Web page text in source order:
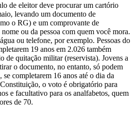
de eleitor deve procurar um cartório
levando um documento de
o RG) e um comprovante de
ou da pessoa com quem você mora.
ou telefone, por exemplo. Pessoas do
19 anos em 2.026 também
de quitação militar (reservista). Jovens a
o documento, no entanto, só podem
completarem 16 anos até o dia da
o voto é obrigatório para
e facultativo para os analfabetos, quem
de 70.